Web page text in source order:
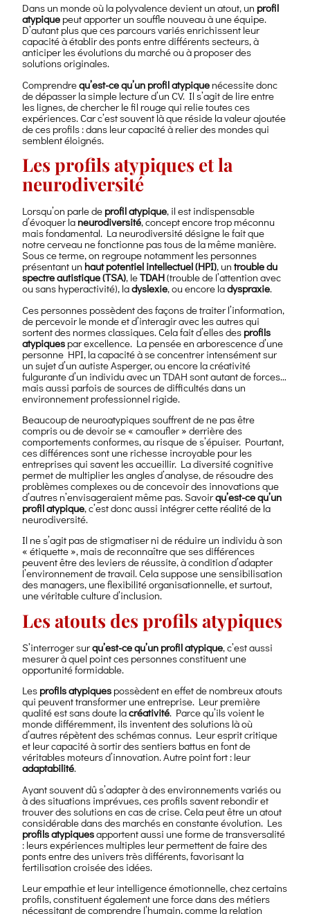
Dans un monde où la polyvalence devient un atout, un profil
atypique peut apporter un souffle nouveau à une équipe.
D’autant plus que ces parcours variés enrichissent leur
capacité à établir des ponts entre différents secteurs, à
anticiper les évolutions du marché ou à proposer des
solutions originales.
Comprendrequ’est-ce qu’un profil atypique nécessite donc
de dépasser la simple lecture d’un CV. Il s’agit de lire entre
les lignes, de chercher le fil rouge qui relie toutes ces
expériences. Car c’est souvent là que réside la valeur ajoutée
de ces profils : dans leur capacité à relier des mondes qui
semblent éloignés.
Les profils atypiques et la
neurodiversité
Lorsqu’on parle de profil atypique, il est indispensable
d’évoquer la neurodiversité, concept encore trop méconnu
mais fondamental. La neurodiversité désigne le fait que
notre cerveau ne fonctionne pas tous de la même manière.
Sous ce terme, on regroupe notamment les personnes
présentant un haut potentiel intellectuel (HPI), untrouble du
spectre autistique (TSA), leTDAH(trouble de l’attention avec
ou sans hyperactivité), ladyslexie, ou encore ladyspraxie.
Ces personnes possèdent des façons de traiter l’information,
de percevoir le monde et d’interagir avec les autres qui
sortent des normes classiques. Cela fait d’elles des profils
atypiques par excellence. La pensée en arborescence d’une
personne HPI, la capacité à se concentrer intensément sur
un sujet d’un autiste Asperger, ou encore la créativité
fulgurante d’un individu avec un TDAH sont autant de forces…
mais aussi parfois de sources de difficultés dans un
environnement professionnel rigide.
Beaucoup de neuroatypiques souffrent de ne pas être
compris ou de devoir se « camoufler » derrière des
comportements conformes, au risque de s’épuiser. Pourtant,
ces différences sont une richesse incroyable pour les
entreprises qui savent les accueillir. La diversité cognitive
permet de multiplier les angles d’analyse, de résoudre des
problèmes complexes ou de concevoir des innovations que
d’autres n’envisageraient même pas. Savoirqu’est-ce qu’un
profil atypique, c’est donc aussi intégrer cette réalité de la
neurodiversité.
Il ne s’agit pas de stigmatiser ni de réduire un individu à son
« étiquette », mais de reconnaître que ses différences
peuvent être des leviers de réussite, à condition d’adapter
l’environnement de travail. Cela suppose une sensibilisation
des managers, une flexibilité organisationnelle, et surtout,
une véritable culture d’inclusion.
Les atouts des profils atypiques
S’interroger surqu’est-ce qu’un profil atypique, c’est aussi
mesurer à quel point ces personnes constituent une
opportunité formidable.
Les profils atypiques possèdent en effet de nombreux atouts
qui peuvent transformer une entreprise. Leur première
qualité est sans doute lacréativité. Parce qu’ils voient le
monde différemment, ils inventent des solutions là où
d’autres répètent des schémas connus. Leur esprit critique
et leur capacité à sortir des sentiers battus en font de
véritables moteurs d’innovation. Autre point fort : leur
adaptabilité.
Ayant souvent dû s’adapter à des environnements variés ou
à des situations imprévues, ces profils savent rebondir et
trouver des solutions en cas de crise. Cela peut être un atout
considérable dans des marchés en constante évolution. Les
profils atypiquesapportent aussi une forme de transversalité
: leurs expériences multiples leur permettent de faire des
ponts entre des univers très différents, favorisant la
fertilisation croisée des idées.
Leur empathie et leur intelligence émotionnelle, chez certains
profils, constituent également une force dans des métiers
nécessitant de comprendre l’humain, comme la relation